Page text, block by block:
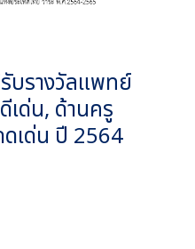
บรางวัลแพทย์
เด่น, ด้านครู
เด่น ปี 2564